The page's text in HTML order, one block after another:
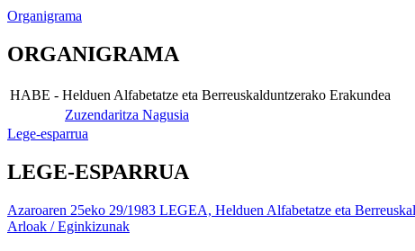
Organigrama
ORGANIGRAMA
HABE - Helduen Alfabetatze eta Berreuskalduntzerako Erakundea
Zuzendaritza Nagusia
Lege-esparrua
LEGE-ESPARRUA
Azaroaren 25eko 29/1983 LEGEA, Helduen Alfabetatze eta
Arloak / Eginkizunak